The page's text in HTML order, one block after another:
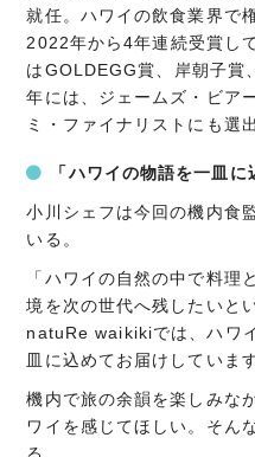
就任。ハワイの飲食業界で
2022年から4年連続受賞し
はGOLDEGG賞、岸朝子賞
年には、ジェームズ・ビア
ミ・ファイナリストにも選
「ハワイの物語を一皿に
小川シェフは今回の機内食
いる。
「ハワイの自然の中で料理
境を次の世代へ残したいと
natuRe waikikiでは、ハワ
皿に込めてお届けしています
機内で旅の余韻を楽しみな
ワイを感じてほしい。そん